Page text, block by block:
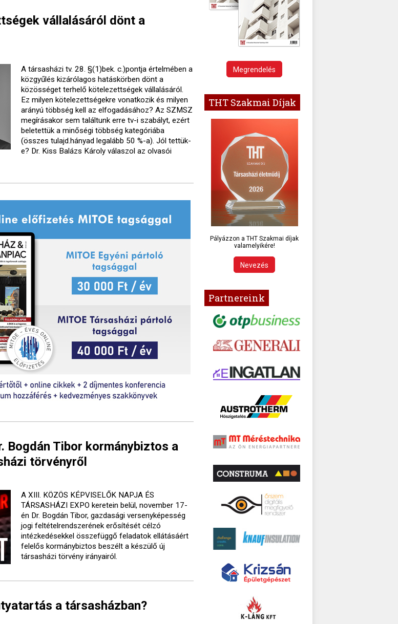
vállalásáról dönt a
A társasházi tv. 28. §(1)bek. c.)pontja értelmében a
közgyűlés kizárólagos hatáskörben dönt a
közösséget terhelő kötelezettségek vállalásáról.
Ez milyen kötelezettségekre vonatkozik és milyen
arányú többség kell az elfogadásához? Az SZMSZ
megírásakor sem találtunk erre tv-i szabályt, ezért
beletettük a minőségi többség kategóriába
(összes tulajd.hányad legalább 50 %-a). Jól tettük-
e? Dr. Kiss Balázs Károly válaszol az olvasói
Bogdán Tibor kormánybiztos a
törvényről
A XIII. KÖZÖS KÉPVISELŐK NAPJA ÉS
TÁRSASHÁZI EXPO keretein belül, november 17-
én Dr. Bogdán Tibor, gazdasági versenyképesség
jogi feltételrendszerének erősítését célzó
intézkedésekkel összefüggő feladatok ellátásáért
felelős kormánybiztos beszélt a készülő új
társasházi törvény irányairól.
a társasházban?
Megrendelés
THT Szakmai Díjak
Pályázzon a THT Szakmai díjak
valamelyikére!
Nevezés
Partnereink